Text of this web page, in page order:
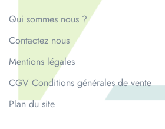
Qui sommes nous ?
Contactez nous
Mentions légales
CGV Conditions générales de vente
Plan du site